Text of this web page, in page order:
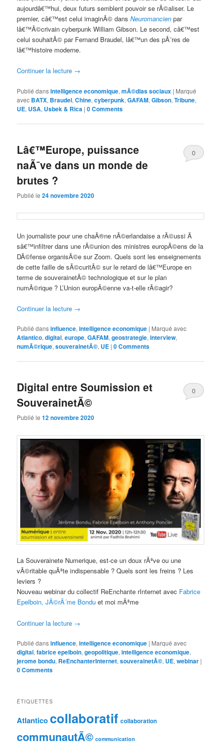
aujourdâ€™hui, deux futurs semblent pouvoir se rÃ©aliser. Le
premier, câ€™est celui imaginÃ© dansNeuromancien par
lâ€™Ã©crivain cyberpunk William Gibson. Le second, câ€™est
celui souhaitÃ© par Fernand Braudel, lâ€™un des pÃ¨res de
lâ€™histoire moderne.
Continuer la lecture →
Publié dansintelligence economique,mÃ©dias sociaux | Marqué
avec BATX, Braudel,Chine,cyberpunk,GAFAM,Gibson,Tribune,
UE, USA, Usbek & Rica |0 Comments
Lâ€™Europe, puissance
naÃ¯ve dans un monde de
brutes ?
Publié le24 novembre 2020
0
Un journaliste pour une chaÃ®ne nÃ©erlandaise a rÃ©ussi Ã
sâ€™infiltrer dans une rÃ©union des ministres europÃ©ens de la
DÃ©fense organisÃ©e sur Zoom. Quels sont les enseignements
de cette faille de sÃ©curitÃ© sur le retard de lâ€™Europe en
terme de souverainetÃ© technologique et sur le plan
numÃ©rique ? L’Union europÃ©enne va-t-elle rÃ©agir?
Continuer la lecture →
Publié dansinfluence,intelligence economique | Marqué avec
Atlantico,digital,europe,GAFAM,geostrategie,interview,
numÃ©rique,souverainetÃ©, UE |0 Comments
Digital entre Soumission et
SouverainetÃ©
Publié le12 novembre 2020
0
La Souverainete Numerique, est-ce un doux rÃªve ou une
vÃ©ritable quÃªte indispensable ? Quels sont les freins ? Les
leviers ?
Nouveau webinar du collectif ReEnchante rInternet avec Fabrice
Epelboin, JÃ©rÃ´me Bondu et moi mÃªme
Continuer la lecture →
Publié dansinfluence,intelligence economique | Marqué avec
digital,fabrice epelboin,geopolitique,intelligence economique,
jerome bondu, ReEnchanterInternet,souverainetÃ©, UE,webinar |
0 Comments
ÉTIQUETTES
Atlantico collaboratif collaboration
communautÃ© communication